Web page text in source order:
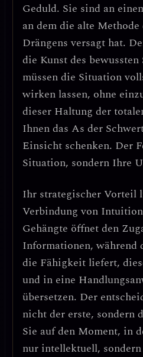
Geduld. Sie sind an
an dem die alte
Drängens versagt hat.
die Kunst des
müssen die Situation
wirken lassen, ohne
dieser Haltung der
Ihnen das As der
Einsicht schenken. Der
Situation, sondern Ihre
Ihr strategischer Vorteil
Verbindung von
Gehängte öffnet den
Informationen, während
die Fähigkeit liefert,
und in eine
übersetzen. Der
nicht der erste, sondern
Sie auf den Moment, in
nur intellektuell,